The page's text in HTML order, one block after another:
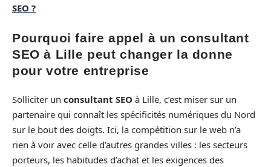
SEO ?
Pourquoi faire appel à un consultant
SEO à Lille peut changer la donne
pour votre entreprise
Solliciter un consultant SEO à Lille, c’est miser sur un
partenaire qui connaît les spécificités numériques du Nord
sur le bout des doigts. Ici, la compétition sur le web n’a
rien à voir avec celle d’autres grandes villes : les secteurs
porteurs, les habitudes d’achat et les exigences des